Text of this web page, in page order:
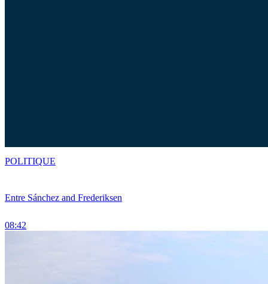
Entre Sánchez and Frederiksen
08:42
POLITIQUE